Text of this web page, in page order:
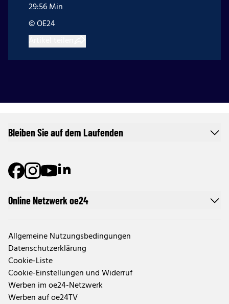
29:56 Min
© OE24
Online Netzwerk oe24
Allgemeine Nutzungsbedingungen
Datenschutzerklärung
Cookie-Liste
Cookie-Einstellungen und Widerruf
Werben im oe24-Netzwerk
Werben auf oe24TV
Bleiben Sie auf dem Laufenden